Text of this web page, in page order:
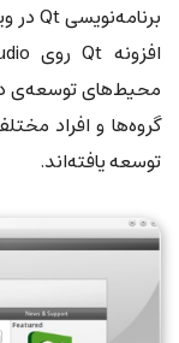
برنامه‌نویسی Qt در ویندوز علاوه بر نرم‌افزار
توسعه یافته‌اند.